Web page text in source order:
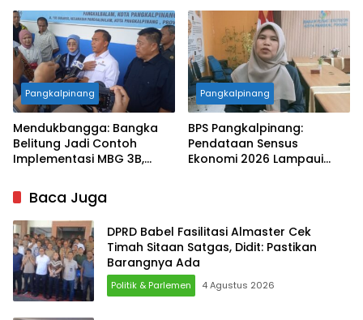
Standar Layanan MBG
Pangkalpinang
Mendukbangga: Bangka
Belitung Jadi Contoh
Implementasi MBG 3B,
Balita Terlayani
Pangkalpinang
BPS Pangkalpinang:
Pendataan Sensus
Ekonomi 2026 Lampaui
Baca Juga
DPRD Babel Fasilitasi Almaster Cek
Timah Sitaan Satgas, Didit: Pastikan
Barangnya Ada
Politik & Parlemen 4 Agustus 2026